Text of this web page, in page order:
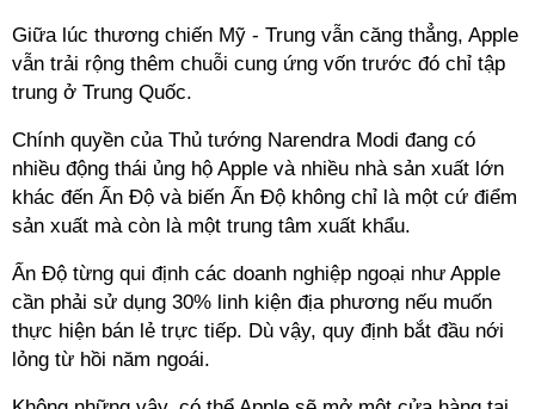
Giữa lúc thương chiến Mỹ - Trung vẫn căng thẳng, Apple
vẫn trải rộng thêm chuỗi cung ứng vốn trước đó chỉ tập
trung ở Trung Quốc.
Chính quyền của Thủ tướng Narendra Modi đang có
nhiều động thái ủng hộ Apple và nhiều nhà sản xuất lớn
khác đến Ấn Độ và biến Ấn Độ không chỉ là một cứ điểm
sản xuất mà còn là một trung tâm xuất khẩu.
Ấn Độ từng qui định các doanh nghiệp ngoại như Apple
cần phải sử dụng 30% linh kiện địa phương nếu muốn
thực hiện bán lẻ trực tiếp. Dù vậy, quy định bắt đầu nới
lỏng từ hồi năm ngoái.